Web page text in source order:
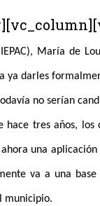
María de
ya darles
no serían
hace tres años,
ahora una
va a una
municipio.